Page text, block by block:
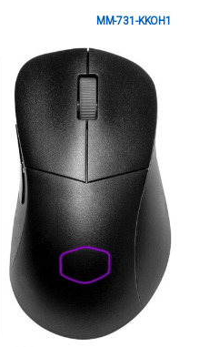
עכברי גיימינג
MM-731-KKOH1